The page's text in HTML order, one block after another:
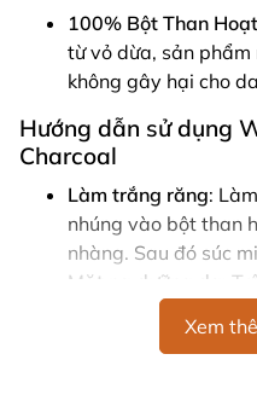
100% Bột Than
từ vỏ dừa, sản
không gây hại cho
Hướng dẫn sử dụng
Charcoal
Làm trắng răng:
nhúng vào bột than
nhàng. Sau đó súc
Mặt nạ dưỡng da
:
với 2 muỗng cà phê
sệt. Thoa đều hỗn
Xem